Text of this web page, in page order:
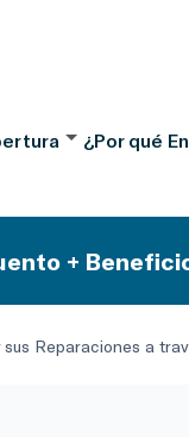
¿Por qué
+
Reparaciones a